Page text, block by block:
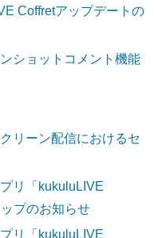
Coffretアップデートの
ショットコメント機能
リーン配信におけるセ
リ「kukuluLIVE
プのお知らせ
リ「kukuluLIVE